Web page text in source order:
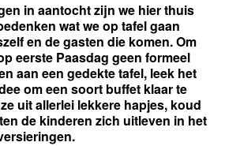
in aantocht zijn we hier thuis
wat we op tafel gaan
en de gasten die komen. Om
eerste Paasdag geen formeel
aan een gedekte tafel, leek het
om een soort buffet klaar te
uit allerlei lekkere hapjes, koud
de kinderen zich uitleven in het